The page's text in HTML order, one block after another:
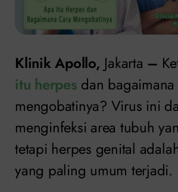
Klinik Apollo, Jakarta –
itu herpes dan bagaimana
mengobatinya? Virus ini
menginfeksi area tubuh
tetapi herpes genital
yang paling umum terjadi.